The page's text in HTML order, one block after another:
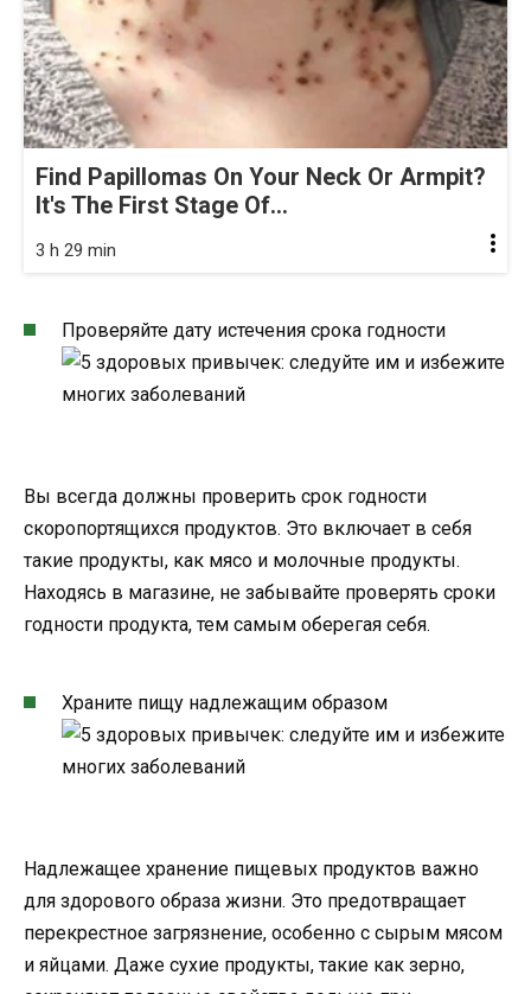
Find Papillomas On Your Neck Or Armpit?
It's The First Stage Of...
3 h 29 min
Проверяйте дату истечения срока годности
Вы всегда должны проверить срок годности
скоропортящихся продуктов. Это включает в себя
такие продукты, как мясо и молочные продукты.
Находясь в магазине, не забывайте проверять сроки
годности продукта, тем самым оберегая себя.
Храните пищу надлежащим образом
Надлежащее хранение пищевых продуктов важно
для здорового образа жизни. Это предотвращает
перекрестное загрязнение, особенно с сырым мясом
и яйцами. Даже сухие продукты, такие как зерно,